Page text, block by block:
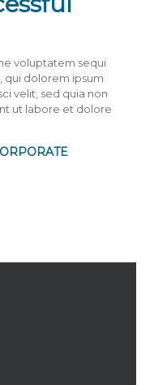
voluptatem sequi
qui dolorem ipsum
velit, sed quia non
ut labore et dolore